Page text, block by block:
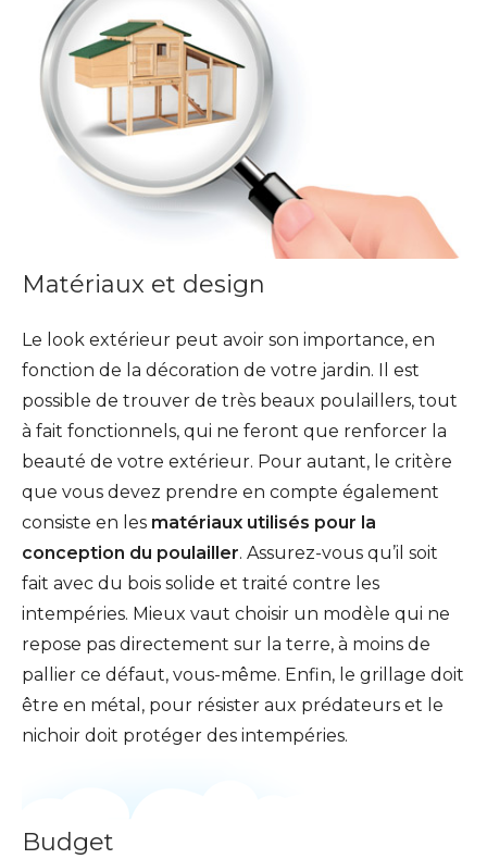
Matériaux et design
Le look extérieur peut avoir son importance, en
fonction de la décoration de votre jardin. Il est
possible de trouver de très beaux poulaillers, tout
à fait fonctionnels, qui ne feront que renforcer la
beauté de votre extérieur. Pour autant, le critère
que vous devez prendre en compte également
consiste en les matériaux utilisés pour la
conception du poulailler. Assurez-vous qu’il soit
fait avec du bois solide et traité contre les
intempéries. Mieux vaut choisir un modèle qui ne
repose pas directement sur la terre, à moins de
pallier ce défaut, vous-même. Enfin, le grillage doit
être en métal, pour résister aux prédateurs et le
nichoir doit protéger des intempéries.
Budget